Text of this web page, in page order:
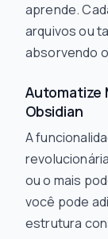
aprende.
arquivos ou
absorvendo
Automatize
Obsidian
A
ou o mais
você pode
estrutura